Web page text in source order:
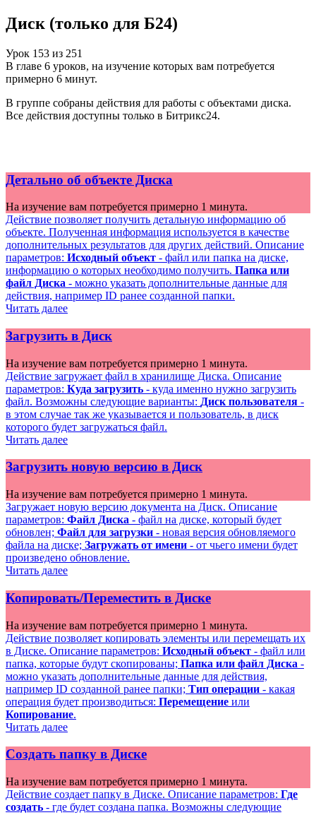
Диск (только для Б24)
Урок 153 из 251
В главе 6 уроков, на изучение которых вам потребуется
примерно 6 минут.
В группе собраны действия для работы с объектами диска.
Все действия доступны только в Битрикс24.
Детально об объекте Диска
На изучение вам потребуется примерно 1 минута.
Действие позволяет получить детальную информацию об
объекте. Полученная информация используется в качестве
дополнительных результатов для других действий. Описание
параметров: Исходный объект - файл или папка на диске,
информацию о которых необходимо получить. Папка или
файл Диска - можно указать дополнительные данные для
действия, например ID ранее созданной папки.
Читать далее
Загрузить в Диск
На изучение вам потребуется примерно 1 минута.
Действие загружает файл в хранилище Диска. Описание
параметров: Куда загрузить - куда именно нужно загрузить
файл. Возможны следующие варианты: Диск пользователя -
в этом случае так же указывается и пользователь, в диск
которого будет загружаться файл.
Читать далее
Загрузить новую версию в Диск
На изучение вам потребуется примерно 1 минута.
Загружает новую версию документа на Диск. Описание
параметров: Файл Диска - файл на диске, который будет
обновлен; Файл для загрузки - новая версия обновляемого
файла на диске; Загружать от имени - от чьего имени будет
произведено обновление.
Читать далее
Копировать/Переместить в Диске
На изучение вам потребуется примерно 1 минута.
Действие позволяет копировать элементы или перемещать их
в Диске. Описание параметров: Исходный объект - файл или
папка, которые будут скопированы; Папка или файл Диска -
можно указать дополнительные данные для действия,
например ID созданной ранее папки; Тип операции - какая
операция будет производиться: Перемещение или
Копирование.
Читать далее
Создать папку в Диске
На изучение вам потребуется примерно 1 минута.
Действие создает папку в Диске. Описание параметров: Где
создать - где будет создана папка. Возможны следующие